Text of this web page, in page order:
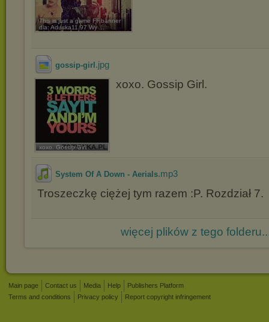
This is just a game FF,banner
dla: Aduska11.97 Wy ...
gossip-girl .jpg
xoxo. Gossip Girl.
xoxo. Gossip Girl.
System Of A Down - Aerials.mp3
Troszeczkę ciężej tym razem :P. Rozdział 7.
więcej plików z tego
Main page Contact us Media Help
Publishers Platform
Terms and conditions
Privacy policy Report copyright infringement